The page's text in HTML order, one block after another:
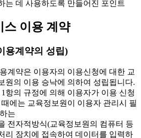
는 데 사용하도록 만들어진 포인트
스 이용 계약
용계약의 성립)
계약은 이용자의 이용신청에 대한 교
원의 이용 승낙에 의하여 성립됩니다.
항의 규정에 의해 이용자가 이용 신청
때에는 교육정보원이 이용자 관리시 필
는
전자적방식(교육정보원의 컴퓨터 등
리 장치에 접속하여 데이터를 입력하